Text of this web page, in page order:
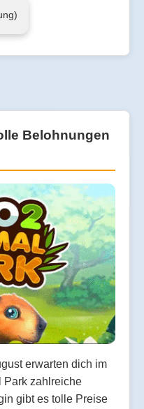
Belohnungen
erwarten dich im
Park zahlreiche
gibt es tolle Preise